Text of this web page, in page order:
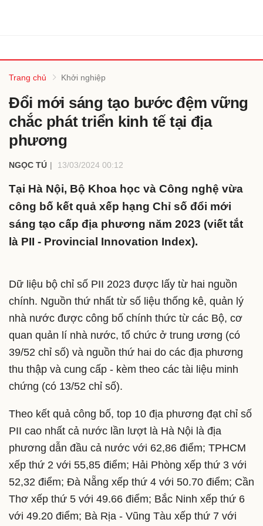
Trang chủ Khởi nghiệp
Đổi mới sáng tạo bước đệm vững
chắc phát triển kinh tế tại địa
phương
NGỌC TÚ 13/03/2024 00:12
Tại Hà Nội, Bộ Khoa học và Công nghệ vừa
công bố kết quả xếp hạng Chỉ số đổi mới
sáng tạo cấp địa phương năm 2023 (viết tắt
là PII - Provincial Innovation Index).
Dữ liệu bộ chỉ số PII 2023 được lấy từ hai nguồn
chính. Nguồn thứ nhất từ số liệu thống kê, quản lý
nhà nước được công bố chính thức từ các Bộ, cơ
quan quản lí nhà nước, tổ chức ở trung ương (có
39/52 chỉ số) và nguồn thứ hai do các địa phương
thu thập và cung cấp - kèm theo các tài liệu minh
chứng (có 13/52 chỉ số).
Theo kết quả công bố, top 10 địa phương đạt chỉ số
PII cao nhất cả nước lần lượt là Hà Nội là địa
phương dẫn đầu cả nước với 62,86 điểm; TPHCM
xếp thứ 2 với 55,85 điểm; Hải Phòng xếp thứ 3 với
52,32 điểm; Đà Nẵng xếp thứ 4 với 50.70 điểm; Cần
Thơ xếp thứ 5 với 49.66 điểm; Bắc Ninh xếp thứ 6
với 49.20 điểm; Bà Rịa - Vũng Tàu xếp thứ 7 với